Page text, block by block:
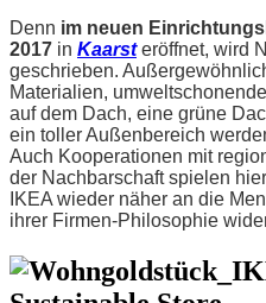
Denn im neuen
2017 in Kaarsteröffnet, wird
geschrieben.
Materialien,
auf dem Dach, eine grüne
ein toller Außenbereich
Auch Kooperationen mit
der Nachbarschaft spielen
IKEA wieder näher an die
ihrer Firmen-Philosophie